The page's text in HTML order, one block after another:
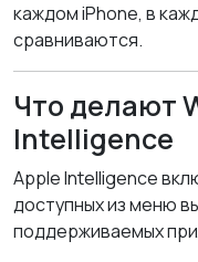
каждом iPhone, в
сравниваются.
Что делают
Intelligence
Apple Intelligence
доступных из меню
поддерживаемых